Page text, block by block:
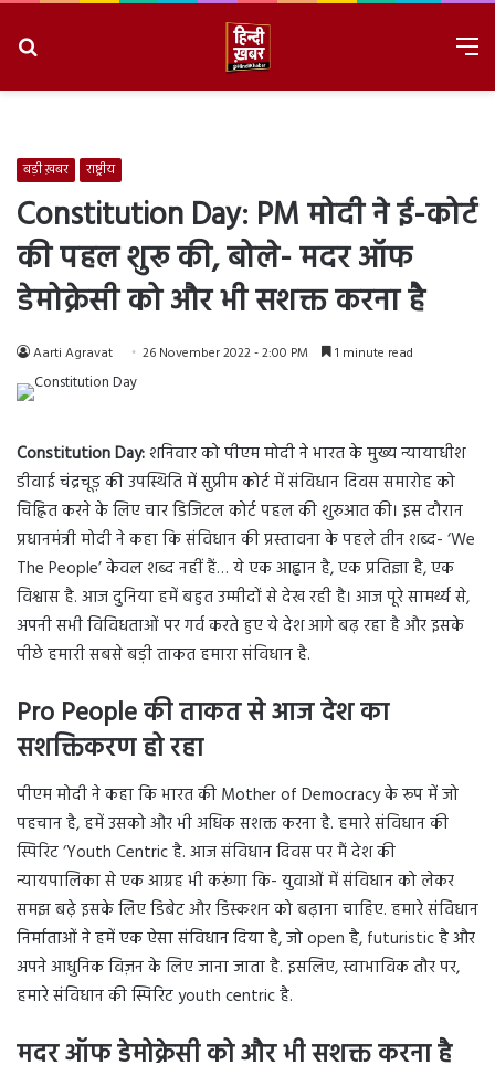
बड़ी ख़बर राष्ट्रीय
Constitution Day: PM मोदी ने ई-कोर्ट
की पहल शुरू की, बोले- मदर ऑफ
डेमोक्रेसी को और भी सशक्त करना है
Aarti Agravat 26 November 2022 - 2:00 PM 1 minute read
Constitution Day:शनिवार को पीएम मोदी ने भारत के मुख्य न्यायाधीश
डीवाई चंद्रचूड़ की उपस्थिति में सुप्रीम कोर्ट में संविधान दिवस समारोह को
चिह्नित करने के लिए चार डिजिटल कोर्ट पहल की शुरुआत की। इस दौरान
प्रधानमंत्री मोदी ने कहा कि संविधान की प्रस्तावना के पहले तीन शब्द- ‘We
The People’ केवल शब्द नहीं हैं… ये एक आह्वान है, एक प्रतिज्ञा है, एक
विश्वास है. आज दुनिया हमें बहुत उम्मीदों से देख रही है। आज पूरे सामर्थ्य से,
अपनी सभी विविधताओं पर गर्व करते हुए ये देश आगे बढ़ रहा है और इसके
पीछे हमारी सबसे बड़ी ताकत हमारा संविधान है.
Pro People की ताकत से आज देश का
सशक्तिकरण हो रहा
पीएम मोदी ने कहा कि भारत की Mother of Democracy के रूप में जो
पहचान है, हमें उसको और भी अधिक सशक्त करना है. हमारे संविधान की
स्पिरिट ‘Youth Centric है. आज संविधान दिवस पर मैं देश की
न्यायपालिका से एक आग्रह भी करूंगा कि- युवाओं में संविधान को लेकर
समझ बढ़े इसके लिए डिबेट और डिस्कशन को बढ़ाना चाहिए. हमारे संविधान
निर्माताओं ने हमें एक ऐसा संविधान दिया है, जो open है, futuristic है और
अपने आधुनिक विज़न के लिए जाना जाता है. इसलिए, स्वाभाविक तौर पर,
हमारे संविधान की स्पिरिट youth centric है.
मदर ऑफ डेमोक्रेसी को और भी सशक्त करना है